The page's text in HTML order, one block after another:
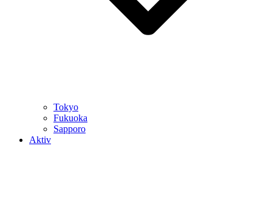
Tokyo
Fukuoka
Sapporo
Aktiv